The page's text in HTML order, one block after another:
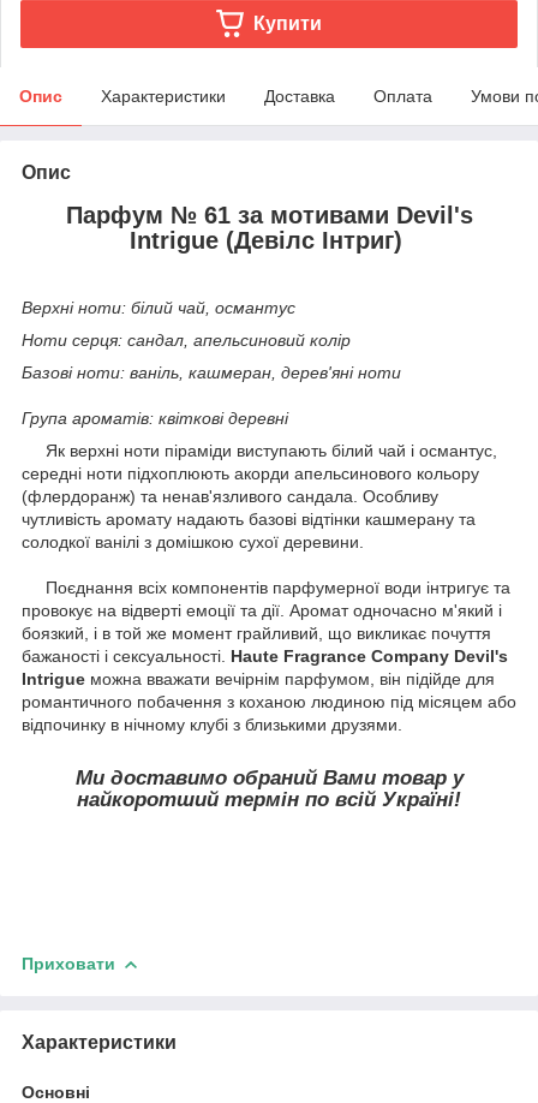
Купити
Опис Характеристики Доставка Оплата Умови
Опис
Парфум № 61 за мотивами Devil's
Intrigue (Девілс Інтриг)
Верхні ноти: білий чай, османтус
Ноти серця: сандал, апельсиновий колір
Базові ноти: ваніль, кашмеран, дерев'яні ноти
Група ароматів: квіткові деревні
Як верхні ноти піраміди виступають білий чай і османтус,
середні ноти підхоплюють акорди апельсинового кольору
(флердоранж) та ненав'язливого сандала. Особливу
чутливість аромату надають базові відтінки кашмерану та
солодкої ванілі з домішкою сухої деревини.
Поєднання всіх компонентів парфумерної води інтригує та
провокує на відверті емоції та дії. Аромат одночасно м'який і
боязкий, і в той же момент грайливий, що викликає почуття
бажаності і сексуальності. Haute Fragrance Company Devil's
Intrigue можна вважати вечірнім парфумом, він підійде для
романтичного побачення з коханою людиною під місяцем або
відпочинку в нічному клубі з близькими друзями.
Ми доставимо обраний Вами товар у
найкоротший термін по всій Україні!
Приховати
Характеристики
Основні